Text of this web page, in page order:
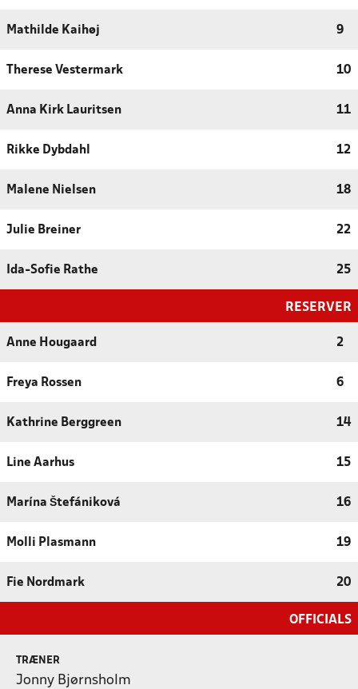
Mathilde Kaihøj 9
Therese Vestermark 10
Anna Kirk Lauritsen 11
Rikke Dybdahl 12
Malene Nielsen 18
Julie Breiner 22
Ida-Sofie Rathe 25
RESERVER
Anne Hougaard 2
Freya Rossen 6
Kathrine Berggreen 14
Line Aarhus 15
Marína Štefániková 16
Molli Plasmann 19
Fie Nordmark 20
OFFICIALS
TRÆNER
Jonny Bjørnsholm